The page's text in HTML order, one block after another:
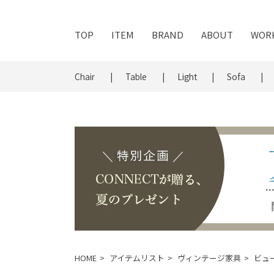
TOP ITEM BRAND ABOUT
Chair Table Light Sofa
HOME アイテムリスト ヴィンテージ家具 ビュ